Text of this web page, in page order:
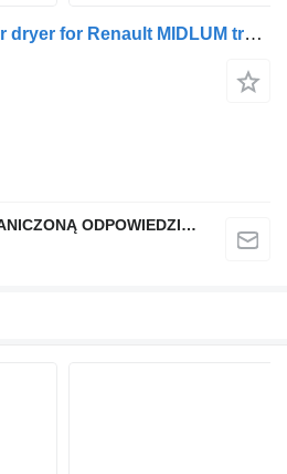
WABCO 5010422343 air dryer for Renault MIDLUM truck tractor
QINDITO SPÓŁKA Z OGRANICZONĄ ODPOWIEDZIALNOŚCIĄ